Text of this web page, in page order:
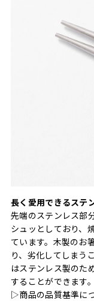
長く愛用できるステ
先端のステンレス部
シュッとしており、
ています。木製のお
り、劣化してしまう
はステンレス製のた
することができます。
▷商品の品質基準に